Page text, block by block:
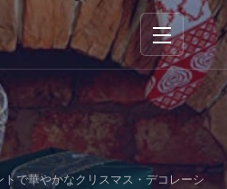
ナビゲーシ
で華やかなクリスマス・デコレーシ